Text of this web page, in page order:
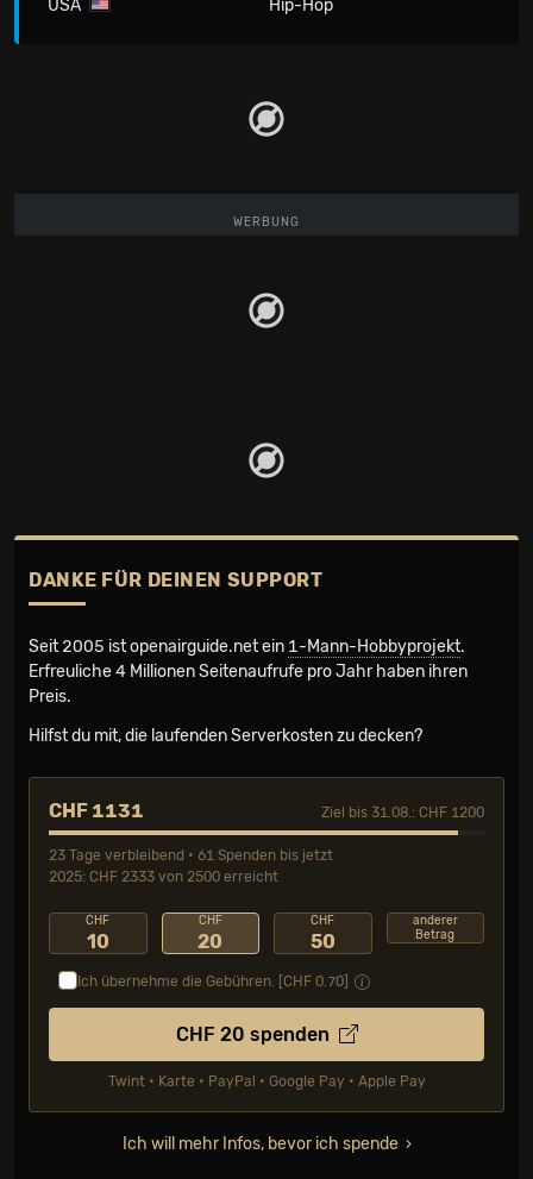
USA Hip-Hop
WERBUNG
DANKE FÜR DEINEN SUPPORT
Seit 2005 ist openairguide.net ein 1-Mann-Hobbyprojekt.
Erfreuliche 4 Millionen Seiten­aufrufe pro Jahr haben ihren
Preis.
Hilfst du mit, die laufenden Serverkosten zu decken?
CHF 1131 Ziel bis 31.08.: CHF 1200
23 Tage verbleibend • 61 Spenden bis jetzt
2025: CHF 2333 von 2500 erreicht
CHF
10
CHF
20
CHF
50
anderer
Betrag
Ich übernehme die Gebühren. [CHF 0.70
CHF 20 spenden
Twint • Karte • PayPal • Google Pay • Apple Pay
Ich will mehr Infos, bevor ich spende